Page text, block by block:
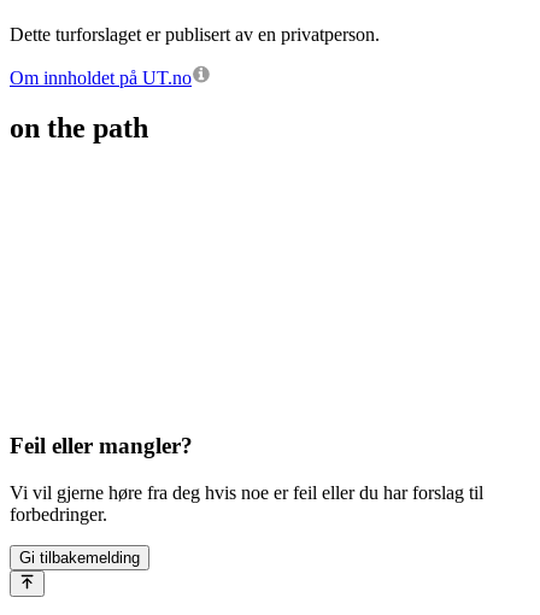
Dette turforslaget er publisert av en privatperson.
Om innholdet på UT.no
on the path
Feil eller mangler?
Vi vil gjerne høre fra deg hvis noe er feil eller du har forslag til
forbedringer.
Gi tilbakemelding